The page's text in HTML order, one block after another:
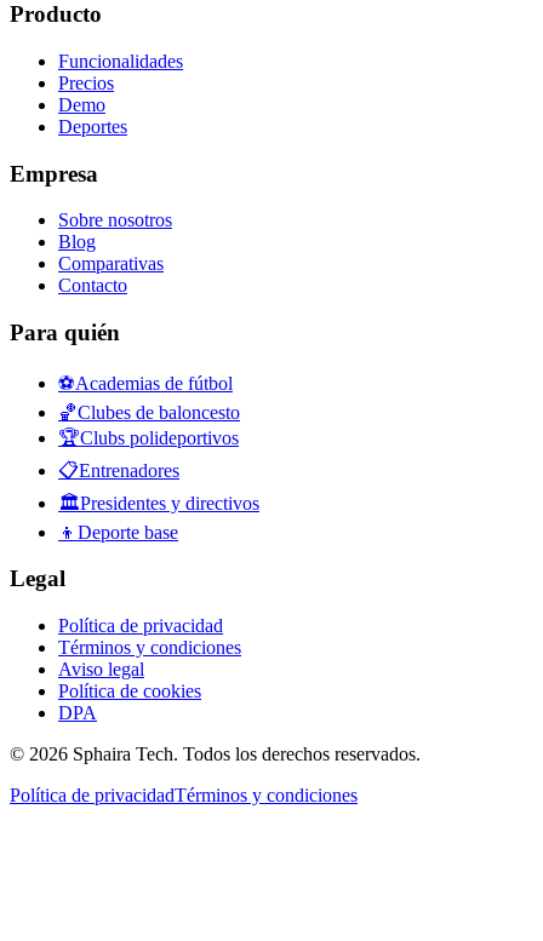
Producto
Funcionalidades
Precios
Demo
Deportes
Empresa
Sobre nosotros
Blog
Comparativas
Contacto
Para quién
⚽Academias de fútbol
🏀Clubes de baloncesto
🏆Clubs polideportivos
📋Entrenadores
🏛️Presidentes y directivos
👦 Deporte base
Legal
Política de privacidad
Términos y condiciones
Aviso legal
Política de cookies
DPA
© 2026 Sphaira Tech. Todos los derechos reservados.
Política de privacidadTérminos y condiciones